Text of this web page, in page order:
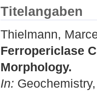
Titelangaben
Thielmann,
Ferropericlase
Morphology.
In: